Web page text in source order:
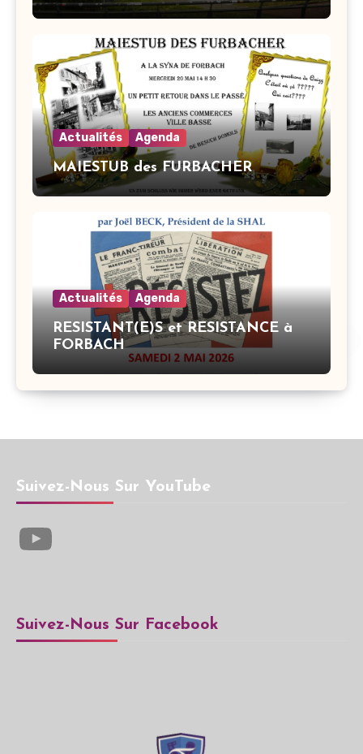
Actualités Agenda
MAIESTUB des FURBACHER
Actualités Agenda
RESISTANT(E)S et RESISTANCE à
FORBACH
Suivez-Nous Sur YouTube
YouTube
Suivez-Nous Sur Facebook